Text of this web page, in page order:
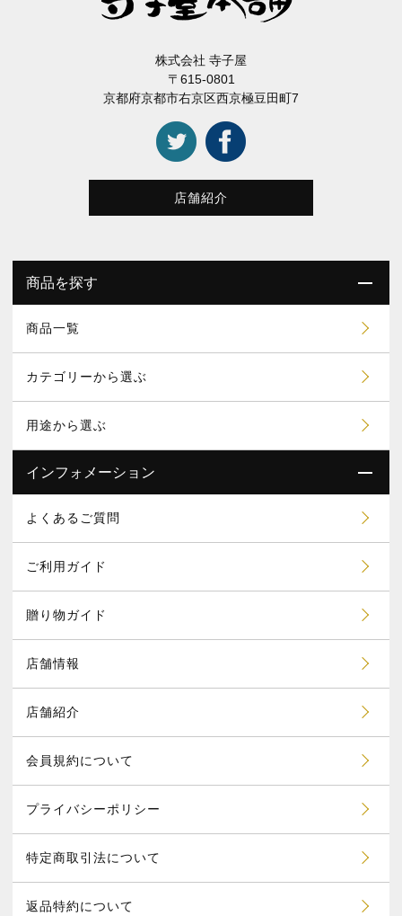
株式会社 寺子屋
〒615-0801
京都府京都市右京区西京極豆田町7
店舗紹介
商品を探す
商品一覧
カテゴリーから選ぶ
用途から選ぶ
インフォメーション
よくあるご質問
ご利用ガイド
贈り物ガイド
店舗情報
店舗紹介
会員規約について
プライバシーポリシー
特定商取引法について
返品特約について